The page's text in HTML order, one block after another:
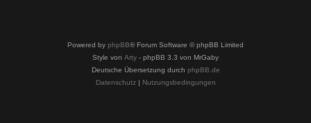
Powered by phpBB® Forum Software © phpBB Limited
Style von Arty - phpBB 3.3 von MrGaby
Deutsche Übersetzung durch phpBB.de
Datenschutz| Nutzungsbedingungen